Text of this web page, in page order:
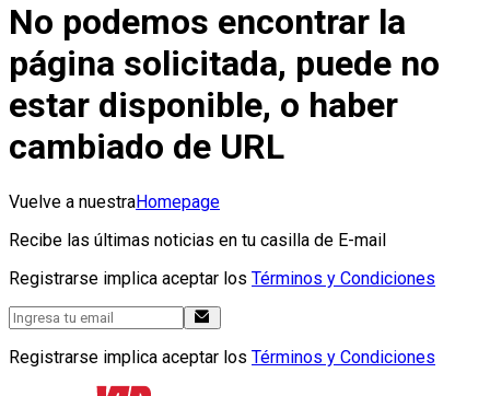
No podemos encontrar la
página solicitada, puede no
estar disponible, o haber
cambiado de URL
Vuelve a nuestraHomepage
Recibe las últimas noticias en tu casilla de E-mail
Registrarse implica aceptar los Términos y Condiciones
Registrarse implica aceptar los Términos y Condiciones